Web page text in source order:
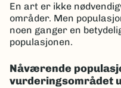
En art er ikke
områder. Men
noen ganger en
populasjonen.
Nåværende
vurderingsområdet